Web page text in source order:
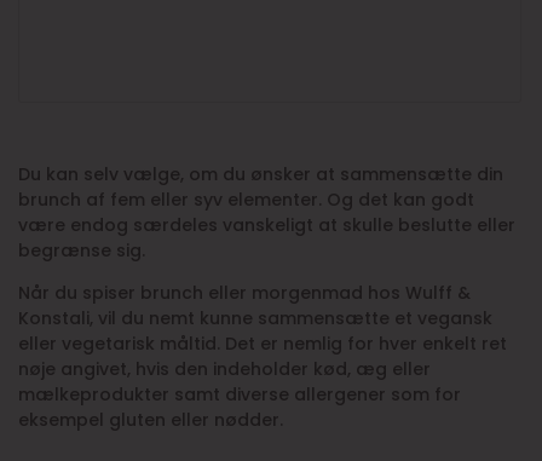
Du kan selv vælge, om du ønsker at sammensætte din
brunch af fem eller syv elementer. Og det kan godt
være endog særdeles vanskeligt at skulle beslutte eller
begrænse sig.
Når du spiser brunch eller morgenmad hos Wulff &
Konstali, vil du nemt kunne sammensætte et vegansk
eller vegetarisk måltid. Det er nemlig for hver enkelt ret
nøje angivet, hvis den indeholder kød, æg eller
mælkeprodukter samt diverse allergener som for
eksempel gluten eller nødder.